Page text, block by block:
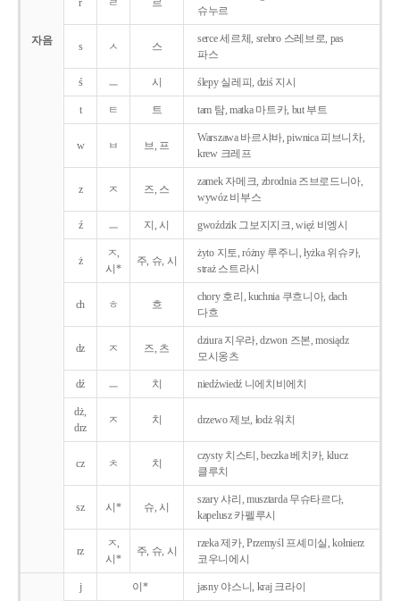
자음
r ㄹ 르
슈누르
s ㅅ 스
serce 세르체, srebro 스레브로, pas
파스
ś ㅡ 시 ślepy 실레피, dziś 지시
t ㅌ 트 tam 탐, matka 마트카, but 부트
w ㅂ 브, 프
Warszawa 바르샤바, piwnica 피브니차,
krew 크레프
z ㅈ 즈, 스
zamek 자메크, zbrodnia 즈브로드니아,
wywóz 비부스
ź ㅡ 지, 시 gwoździk 그보지지크, więź 비엥시
ż
ㅈ,
시*
주, 슈, 시
żyto 지토, różny 루주니, łyżka 위슈카,
straż 스트라시
ch ㅎ 흐
chory 호리, kuchnia 쿠흐니아, dach
다흐
dz ㅈ 즈, 츠
dziura 지우라, dzwon 즈본, mosiądz
모시옹츠
dź ㅡ 치 niedźwiedź 니에치비에치
dż,
drz
ㅈ 치 drzewo 제보, łodż 워치
cz ㅊ 치
czysty 치스티, beczka 베치카, klucz
클루치
sz 시* 슈, 시
szary 샤리, musztarda 무슈타르다,
kapelusz 카펠루시
rz
ㅈ,
시*
주, 슈, 시
rzeka 제카, Przemyśl 프셰미실, kołnierz
코우니에시
j 이* jasny 야스니, kraj 크라이